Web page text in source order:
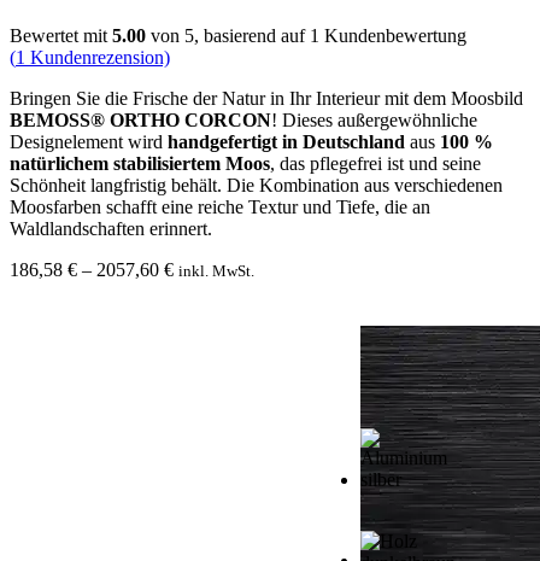
Bewertet mit 5.00 von 5, basierend auf 1 Kundenbewertung
(1 Kundenrezension)
Bringen Sie die Frische der Natur in Ihr Interieur mit dem Moosbild
BEMOSS® ORTHO CORCON! Dieses außergewöhnliche
Designelement wird handgefertigt in Deutschland aus 100 %
natürlichem stabilisiertem Moos, das pflegefrei ist und seine
Schönheit langfristig behält. Die Kombination aus verschiedenen
Moosfarben schafft eine reiche Textur und Tiefe, die an
Waldlandschaften erinnert.
186,58 € – 2057,60 €Preisspanne:
inkl. MwSt.